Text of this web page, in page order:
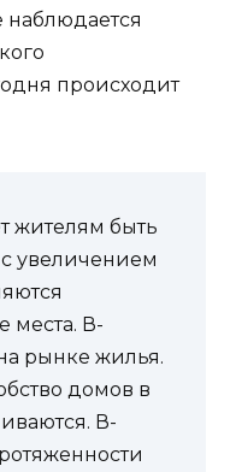
наблюдается
происходит
жителям быть
увеличением
места. В-
рынке жилья.
домов в
В-